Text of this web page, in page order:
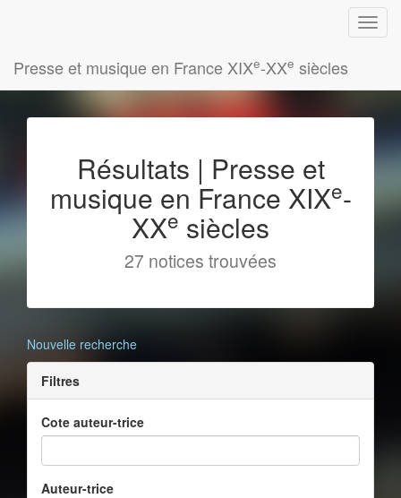
Presse et musique en France XIXe-XXe siècles
Résultats | Presse et
musique en France XIXe-
XXe siècles
27 notices trouvées
Nouvelle recherche
Filtres
Cote auteur-trice
Auteur-trice